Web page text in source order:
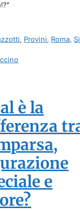
, Provini, Roma,
è la
e